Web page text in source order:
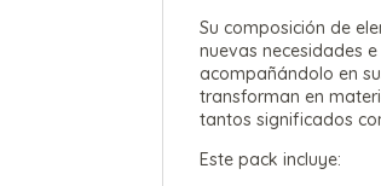
Su composición de
nuevas necesidades
acompañándolo en
transforman en
tantos significados
Este pack incluye: